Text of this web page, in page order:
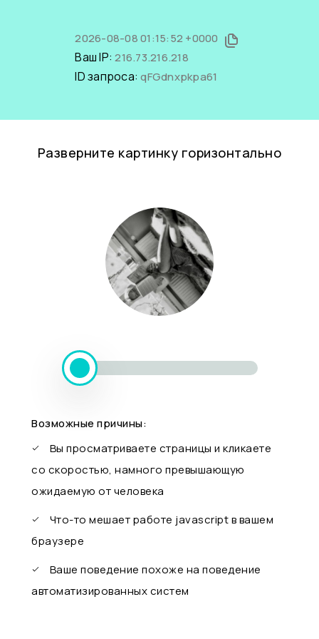
2026-08-08 01:15:52 +0000
Ваш IP:216.73.216.218
ID запроса:qFGdnxpkpa61
Разверните картинку горизонтально
Возможные причины:
Вы просматриваете страницы и кликаете
со скоростью, намного превышающую
ожидаемую от человека
Что-то мешает работе javascript в вашем
браузере
Ваше поведение похоже на поведение
автоматизированных систем